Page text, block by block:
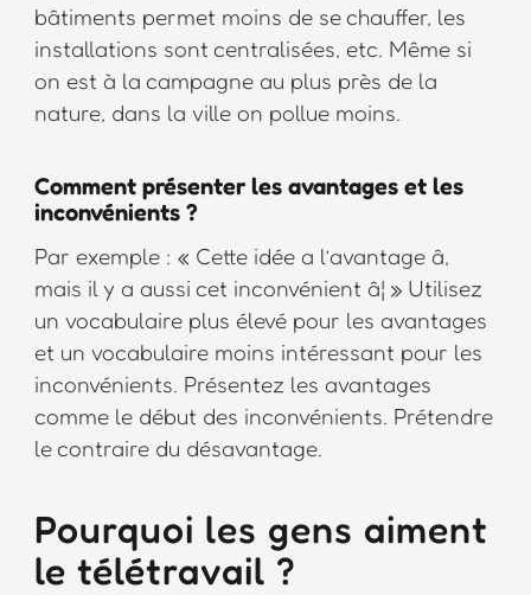
bâtiments permet moins de se chauffer, les
installations sont centralisées, etc. Même si
on est à la campagne au plus près de la
nature, dans la ville on pollue moins.
Comment présenter les avantages et les
inconvénients ?
Par exemple : « Cette idée a l’avantage â,
mais il y a aussi cet inconvénient â¦ » Utilisez
un vocabulaire plus élevé pour les avantages
et un vocabulaire moins intéressant pour les
inconvénients. Présentez les avantages
comme le début des inconvénients. Prétendre
le contraire du désavantage.
Pourquoi les gens aiment
le télétravail ?